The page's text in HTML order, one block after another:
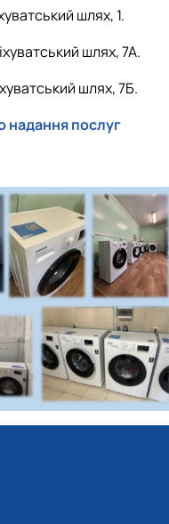
шлях, 1.
шлях, 7А.
шлях, 7Б.
надання послуг